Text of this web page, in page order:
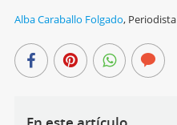
Alba Caraballo Folgado, Periodista